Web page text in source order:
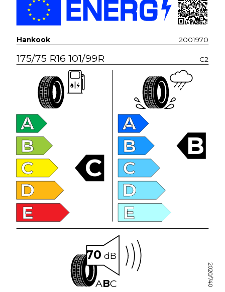
Hankook 2001970
175/75 R16 101/99R C2
A
B
C
D
E
C
A
B
C
D
E
B
70 dB
ABC 2020/740